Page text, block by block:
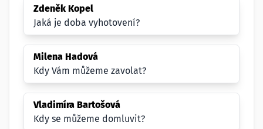
Zdeněk Kopel
Jaká je doba vyhotovení?
Milena Hadová
Kdy Vám můžeme zavolat?
Vladimíra Bartošová
Kdy se můžeme domluvit?